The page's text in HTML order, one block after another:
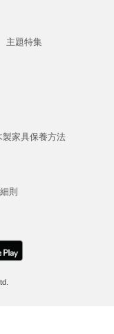
主題特集
製家具保養方法
則